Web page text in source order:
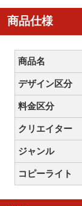
商品仕様
商品名
デザイン区分
料金区分
クリエイター
ジャンル
コピーライト